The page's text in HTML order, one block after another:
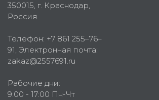
350015, г. Краснодар,
Россия
Телефон: +7 861 255–76–
91, Электронная почта:
zakaz@2557691.ru
Рабочие дни:
9:00 - 17:00 Пн-Чт